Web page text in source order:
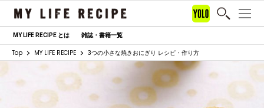
MY LIFE RECIPE とは 雑誌・書籍一覧
Top MY LIFE RECIPE 3つの小さな焼きおにぎり レシピ・作り方